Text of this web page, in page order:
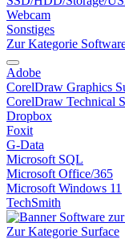
Webcam
Sonstiges
Zur Kategorie
Adobe
CorelDraw Graphics
CorelDraw Technical
Dropbox
Foxit
G-Data
Microsoft SQL
Microsoft Office/365
Microsoft Windows 11
TechSmith
Zur Kategorie Surface